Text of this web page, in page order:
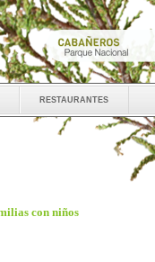
restaurantes
con niños